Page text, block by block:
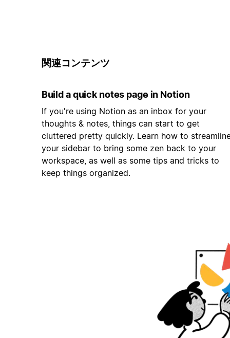
関連コンテンツ
Build a quick notes page in Notion
If you're using Notion as an inbox for your
thoughts & notes, things can start to get
cluttered pretty quickly. Learn how to
your sidebar to bring some zen back to your
workspace, as well as some tips and tricks to
keep things organized.